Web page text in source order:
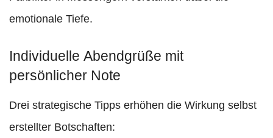
emotionale Tiefe.
Individuelle Abendgrüße mit
persönlicher Note
Drei strategische Tipps erhöhen die Wirkung selbst
erstellter Botschaften: